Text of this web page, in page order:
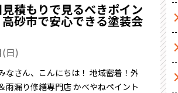
積もりで見るべきポイン
砂市で安心できる塗装会
日)
なさん、こんにちは！ 地域密着！外
雨漏り修繕専門店 かべやねペイント